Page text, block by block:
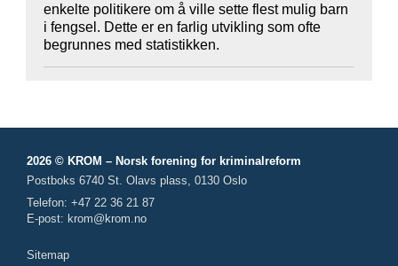
enkelte politikere om å ville sette flest mulig barn
i fengsel. Dette er en farlig utvikling som ofte
begrunnes med statistikken.
2026 © KROM – Norsk forening for kriminalreform
Postboks 6740 St. Olavs plass, 0130 Oslo
Telefon: +47 22 36 21 87
E-post: krom@krom.no
Sitemap